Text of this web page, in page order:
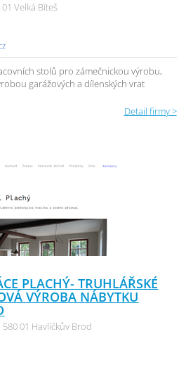
Velká Bíteš
stolů pro zámečnickou výrobu,
garážových a dílenských vrat
Detail firmy >
PLACHÝ- TRUHLÁŘSKÉ
VÝROBA NÁBYTKU
580 01 Havlíčkův Brod